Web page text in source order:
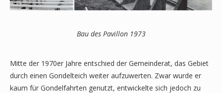
Bau des Pavillon 1973
Mitte der 1970er Jahre entschied der Gemeinderat, das Gebiet
durch einen Gondelteich weiter aufzuwerten. Zwar wurde er
kaum für Gondelfahrten genutzt, entwickelte sich jedoch zu